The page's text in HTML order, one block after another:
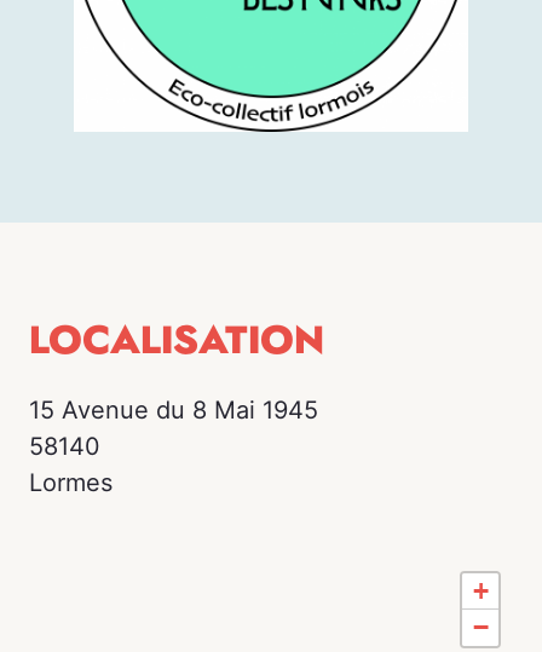
LOCALISATION
15 Avenue du 8 Mai 1945
58140
Lormes
+
−